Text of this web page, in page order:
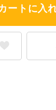
ューズ
ートに入